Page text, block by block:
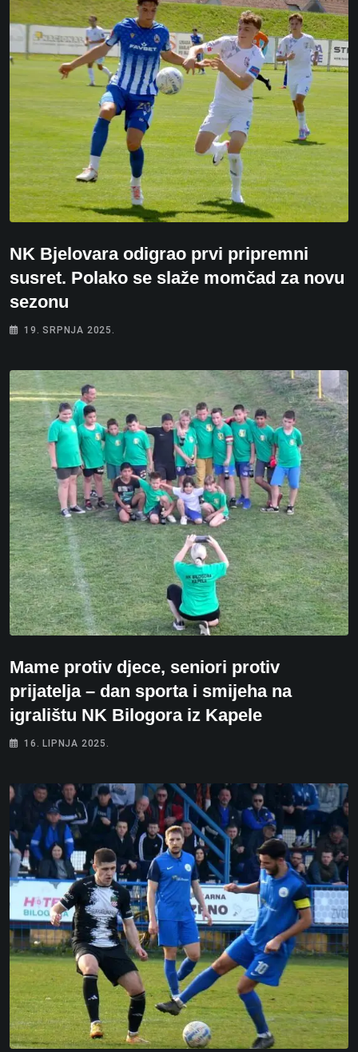
NK Bjelovara odigrao prvi pripremni
susret. Polako se slaže momčad za novu
sezonu
19. SRPNJA 2025.
Mame protiv djece, seniori protiv
prijatelja – dan sporta i smijeha na
igralištu NK Bilogora iz Kapele
16. LIPNJA 2025.